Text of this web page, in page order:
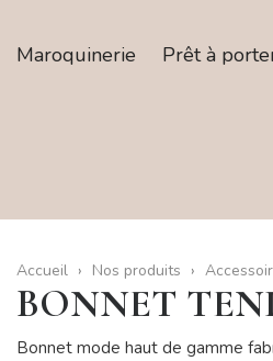
Maroquinerie Prêt à
Accueil Nos produits
BONNET
Bonnet mode haut de gamme